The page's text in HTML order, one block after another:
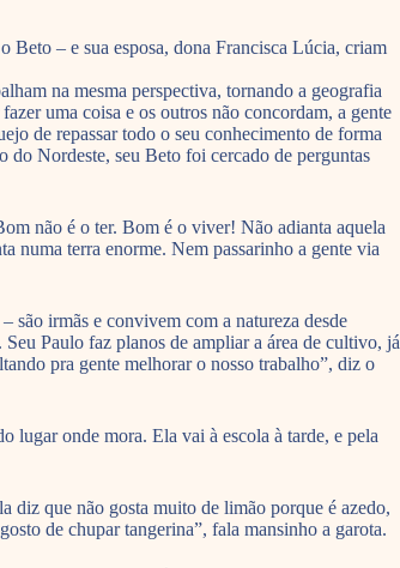
Beto – e sua esposa, dona Francisca Lúcia, criam
na mesma perspectiva, tornando a geografia
uma coisa e os outros não concordam, a gente
de repassar todo o seu conhecimento de forma
do Nordeste, seu Beto foi cercado de perguntas
não é o ter. Bom é o viver! Não adianta aquela
numa terra enorme. Nem passarinho a gente via
são irmãs e convivem com a natureza desde
Paulo faz planos de ampliar a área de cultivo, já
pra gente melhorar o nosso trabalho”, diz o
lugar onde mora. Ela vai à escola à tarde, e pela
diz que não gosta muito de limão porque é azedo,
de chupar tangerina”, fala mansinho a garota.